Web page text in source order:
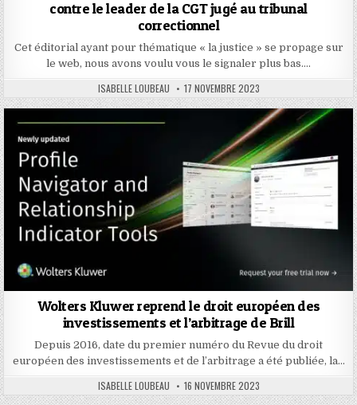
contre le leader de la CGT jugé au tribunal
correctionnel
Cet éditorial ayant pour thématique « la justice » se propage sur
le web, nous avons voulu vous le signaler plus bas….
AUTHOR:
ISABELLE LOUBEAU PUBLISHED
DATE:
17 NOVEMBRE 2023
Wolters Kluwer reprend le droit européen des
investissements et l’arbitrage de Brill
Depuis 2016, date du premier numéro du Revue du droit
européen des investissements et de l’arbitrage a été publiée, la…
AUTHOR:
ISABELLE LOUBEAU PUBLISHED
DATE:
16 NOVEMBRE 2023